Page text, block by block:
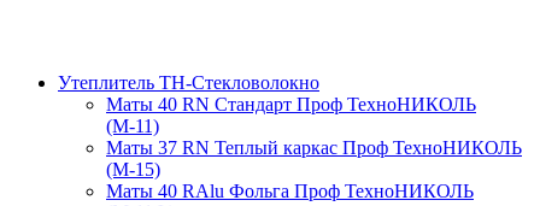
Утеплитель ТН-Стекловолокно
Маты 40 RN Стандарт Проф ТехноНИКОЛЬ
(М-11)
Маты 37 RN Теплый каркас Проф ТехноНИКОЛЬ
(М-15)
Маты 40 RAlu Фольга Проф ТехноНИКОЛЬ